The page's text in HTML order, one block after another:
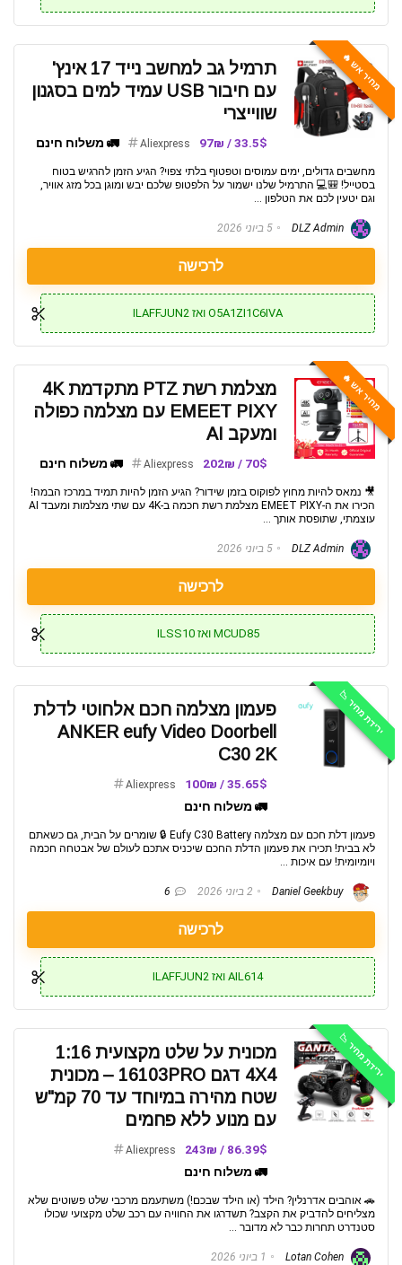
מחיר אש 🔥
תרמיל גב למחשב נייד 17 אינץ'
עם חיבור USB עמיד למים בסגנון
שווייצרי
33.5$ / 97₪
Aliexpress 🚛 משלוח חינם
מחשבים גדולים, ימים עמוסים וטפטוף בלתי צפוי? הגיע הזמן להרגיש בטוח
בסטייל! 🎒💻 התרמיל שלנו ישמור על הלפטופ שלכם יבש ומוגן בכל מזג אוויר,
וגם יטעין לכם את הטלפון ...
5 ביוני 2026
לרכישה
O5A1ZI1C6IVA ואז ILAFFJUN2
מחיר אש 🔥
מצלמת רשת PTZ מתקדמת 4K
EMEET PIXY עם מצלמה כפולה
ומעקב AI
70$ / 202₪
Aliexpress 🚛 משלוח חינם
🎥 נמאס להיות מחוץ לפוקוס בזמן שידור? הגיע הזמן להיות תמיד במרכז הבמה!
הכירו את ה-EMEET PIXY מצלמת רשת חכמה ב-4K עם שתי מצלמות ומעבד AI
עוצמתי, שתופסת אותך ...
5 ביוני 2026
לרכישה
MCUD85 ואז ILSS10
ירידת מחיר 📉
פעמון מצלמה חכם אלחוטי לדלת
ANKER eufy Video Doorbell
C30 2K
35.65$ / 100₪
Aliexpress
🚛 משלוח חינם
פעמון דלת חכם עם מצלמה Eufy C30 Battery 🔒 שומרים על הבית, גם כשאתם
לא בבית! תכירו את פעמון הדלת החכם שיכניס אתכם לעולם של אבטחה חכמה
ויומיומית! עם איכות ...
2 ביוני 2026 6
לרכישה
AIL614 ואז ILAFFJUN2
ירידת מחיר 📉
מכונית על שלט מקצועית 1:16
4X4 דגם 16103PRO – מכונית
שטח מהירה במיוחד עד 70 קמ"ש
עם מנוע ללא פחמים
86.39$ / 243₪
Aliexpress
🚛 משלוח חינם
🚗 אוהבים אדרנלין? הילד (או הילד שבכם!) משתעמם מרכבי שלט פשוטים שלא
מצליחים להדביק את הקצב? תשדרגו את החוויה עם רכב שלט מקצועי שכולו
סטנדרט תחרות כבר לא מדובר ...
1 ביוני 2026